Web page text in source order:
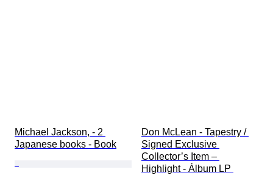
Michael Jackson, - 2
Japanese books - Book
Don McLean - Tapestry /
Signed Exclusive
Collector’s Item –
Highlight - Álbum LP